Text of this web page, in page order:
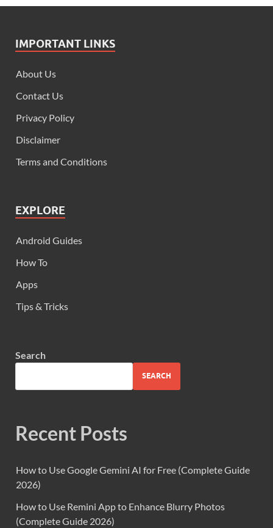
IMPORTANT LINKS
About Us
Contact Us
Privacy Policy
Disclaimer
Terms and Conditions
EXPLORE
Android Guides
How To
Apps
Tips & Tricks
Search
SEARCH
Recent Posts
How to Use Google Gemini AI for Free (Complete Guide
2026)
How to Use Remini App to Enhance Blurry Photos
(Complete Guide 2026)